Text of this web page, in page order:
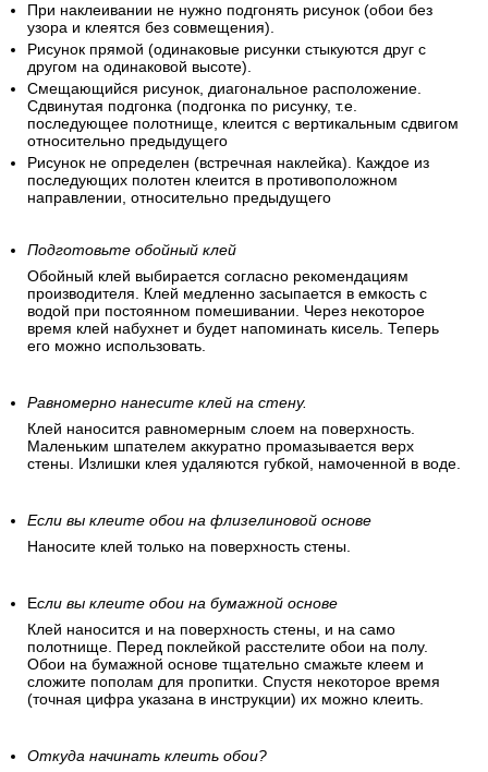
При наклеивании не нужно подгонять рисунок (обои без
узора и клеятся без совмещения).
Рисунок прямой (одинаковые рисунки стыкуются друг с
другом на одинаковой высоте).
Смещающийся рисунок, диагональное расположение.
Сдвинутая подгонка (подгонка по рисунку, т.е.
последующее полотнище, клеится с вертикальным сдвигом
относительно предыдущего
Рисунок не определен (встречная наклейка). Каждое из
последующих полотен клеится в противоположном
направлении, относительно предыдущего
Подготовьте обойный клей
Обойный клей выбирается согласно рекомендациям
производителя. Клей медленно засыпается в емкость с
водой при постоянном помешивании. Через некоторое
время клей набухнет и будет напоминать кисель. Теперь
его можно использовать.
Равномерно нанесите клей на стену.
Клей наносится равномерным слоем на поверхность.
Маленьким шпателем аккуратно промазывается верх
стены. Излишки клея удаляются губкой, намоченной в воде.
Если вы клеите обои на флизелиновой основе
Наносите клей только на поверхность стены.
Если вы клеите обои на бумажной основе
Клей наносится и на поверхность стены, и на само
полотнище. Перед поклейкой расстелите обои на полу.
Обои на бумажной основе тщательно смажьте клеем и
сложите пополам для пропитки. Спустя некоторое время
(точная цифра указана в инструкции) их можно клеить.
Откуда начинать клеить обои?